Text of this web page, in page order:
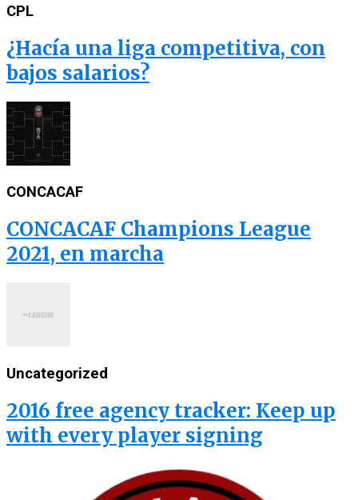
CPL
¿Hacía una liga competitiva, con
bajos salarios?
CONCACAF
CONCACAF Champions League
2021, en marcha
Uncategorized
2016 free agency tracker: Keep up
with every player signing